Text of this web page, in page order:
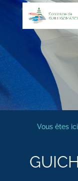
Vous êtes ici